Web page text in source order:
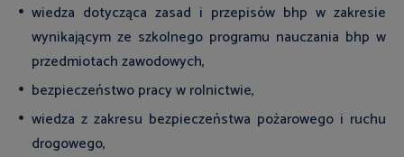
wiedza dotycząca zasad i przepisów bhp w zakresie
wynikającym ze szkolnego programu nauczania bhp w
przedmiotach zawodowych,
bezpieczeństwo pracy w rolnictwie,
wiedza z zakresu bezpieczeństwa pożarowego i ruchu
drogowego,